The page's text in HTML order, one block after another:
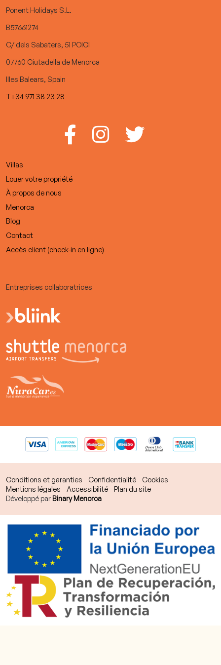
Ponent Holidays S.L.
B57661274
C/ dels Sabaters, 51 POICI
07760 Ciutadella de Menorca
Illes Balears, Spain
T+34 971 38 23 28
Villas
Louer votre propriété
À propos de nous
Menorca
Blog
Contact
Accès client (check-in en ligne)
Entreprises collaboratrices
Conditions et garanties Confidentialité
Cookies
Mentions légales
Accessibilité
Plan du site
Développé par Binary Menorca